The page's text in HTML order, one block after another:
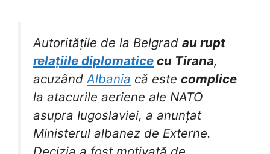
Autoritățile de la Belgrad au rupt
relațiile diplomatice cu Tirana,
acuzândAlbania că este complice
la atacurile aeriene ale NATO
asupra Iugoslaviei, a anunțat
Ministerul albanez de Externe.